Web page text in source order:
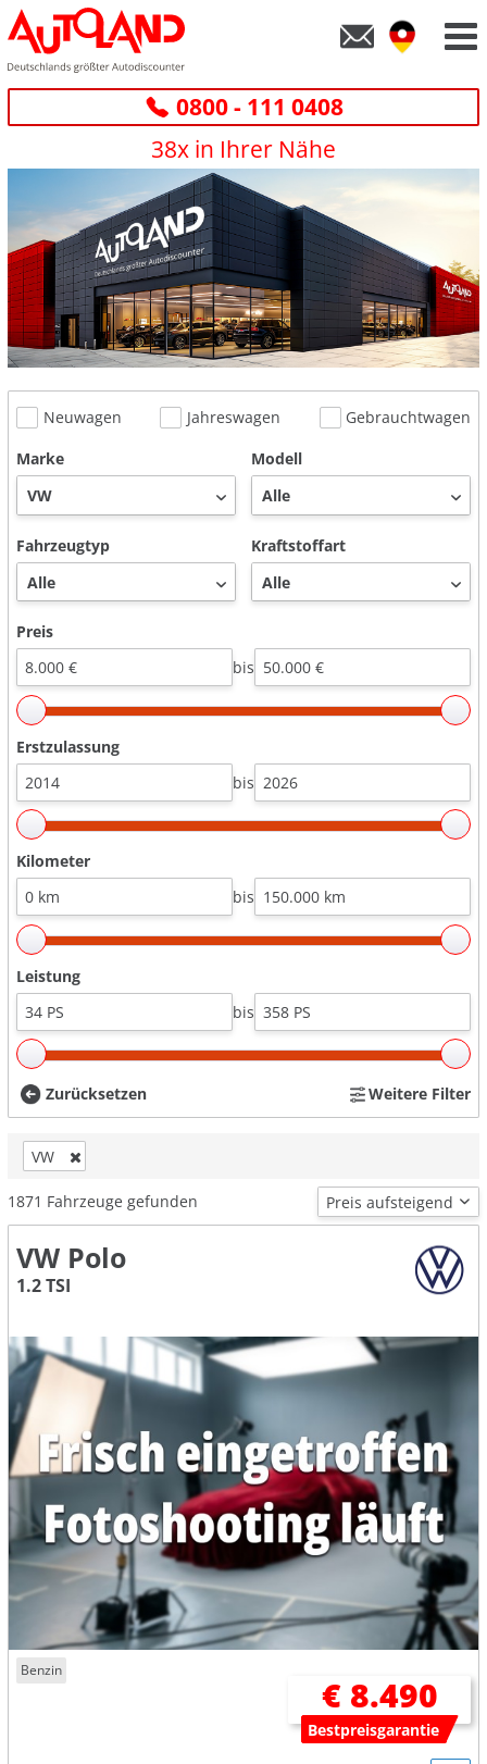
0800 - 111 0408
38x in Ihrer Nähe
Neuwagen Jahreswagen
Gebrauchtwagen
Marke
Modell
Fahrzeugtyp Kraftstoffart
Preis
bis
Erstzulassung
bis
Kilometer
bis
Leistung
bis
Zurücksetzen Weitere Filter
VW
1871 Fahrzeuge gefunden
VW Polo
1.2 TSI
Benzin
€ 8.490
Bestpreisgarantie